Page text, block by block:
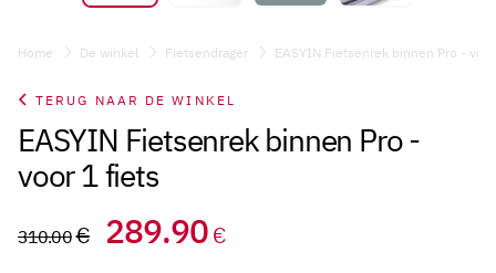
Home De winkel Fietsendrager EASYIN Fietsenrek binnen Pro -
TERUG NAAR DE WINKEL
EASYIN Fietsenrek binnen Pro -
voor 1 fiets
310.00€
Oorspronkelijke
289.90€Huidige